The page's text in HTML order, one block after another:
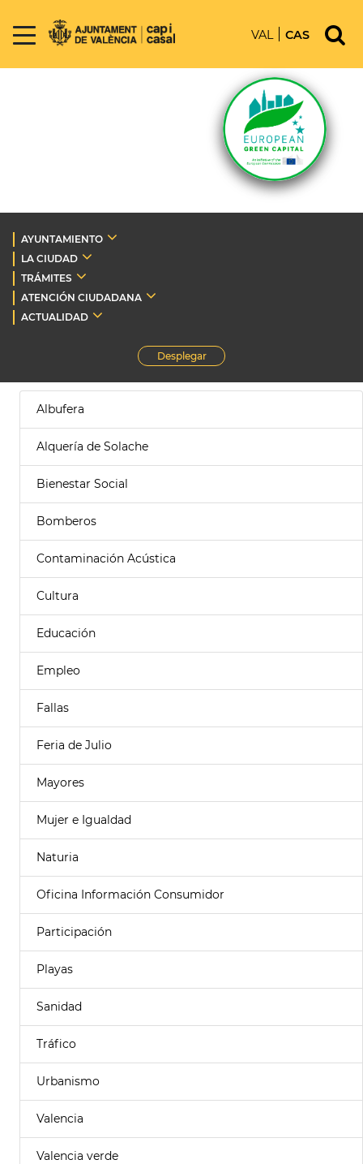
VAL CAS
AYUNTAMIENTO
LA CIUDAD
TRÁMITES
ATENCIÓN CIUDADANA
ACTUALIDAD
Desplegar
Albufera
Alquería de Solache
Bienestar Social
Bomberos
Contaminación Acústica
Cultura
Educación
Empleo
Fallas
Feria de Julio
Mayores
Mujer e Igualdad
Naturia
Oficina Información Consumidor
Participación
Playas
Sanidad
Tráfico
Urbanismo
Valencia
Valencia verde